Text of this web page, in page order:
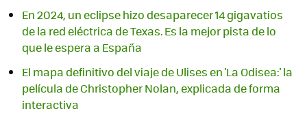
En 2024, un eclipse hizo desaparecer 14 gigavatios
de la red eléctrica de Texas. Es la mejor pista de lo
que le espera a España
El mapa definitivo del viaje de Ulises en 'La Odisea:' la
película de Christopher Nolan, explicada de forma
interactiva